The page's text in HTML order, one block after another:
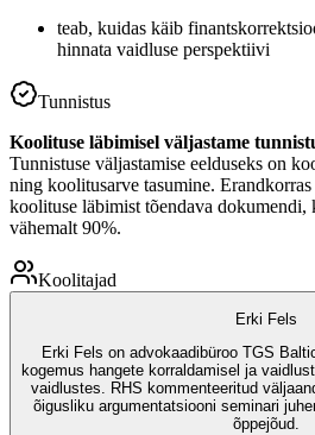
teab, kuidas käib
hinnata vaidluse perspektiivi
Tunnistus
Koolituse läbimisel väljastame
Tunnistuse väljastamise eelduseks on
ning koolitusarve tasumine. Erandkorras
koolituse läbimist tõendava dokumendi,
vähemalt 90%.
Koolitajad
Erki Fels
Erki Fels on advokaadibüroo TGS Baltic
kogemus hangete korraldamisel ja
vaidlustes. RHS kommenteeritud
õigusliku argumentatsiooni seminari
õppejõud.